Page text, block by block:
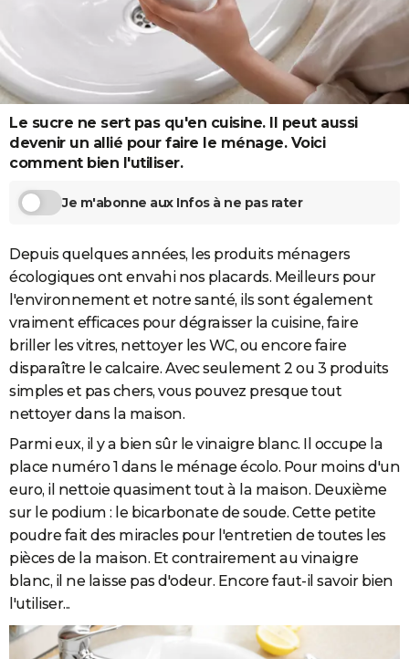
GUIDES D'ACHAT
BONS PLANS
CARTE DE VOEUX
Carte de Noël
Carte Bonne année
Carte Saint-Valentin
Carte Pâques
Carte d'anniversaire
DICTIONNAIRE
Dictionnaire
Biographies
Citations
Expressions
Proverbes
PROGRAMME TV
S'inscrire
Se connecter
Lycées
Collèges
Primaires
Universités
Entreprises
Service militaire
Avis de recherche
AVIS DE DÉCÈS
FORUM
Bricolage
Lifestyle
Culture
Sport
Auto
Television
Voyage
Cinema
Le sucre ne sert pas qu'en cuisine. Il peut aussi
devenir un allié pour faire le ménage. Voici
comment bien l'utiliser.
Je m'abonne aux Infos à ne pas rater
Depuis quelques années, les produits ménagers
écologiques ont envahi nos placards. Meilleurs pour
l'environnement et notre santé, ils sont également
vraiment efficaces pour dégraisser la cuisine, faire
briller les vitres, nettoyer les WC, ou encore faire
disparaître le calcaire. Avec seulement 2 ou 3 produits
simples et pas chers, vous pouvez presque tout
nettoyer dans la maison.
Parmi eux, il y a bien sûr le vinaigre blanc. Il occupe la
place numéro 1 dans le ménage écolo. Pour moins d'un
euro, il nettoie quasiment tout à la maison. Deuxième
sur le podium : le bicarbonate de soude. Cette petite
poudre fait des miracles pour l'entretien de toutes les
pièces de la maison. Et contrairement au vinaigre
blanc, il ne laisse pas d'odeur. Encore faut-il savoir bien
l'utiliser...